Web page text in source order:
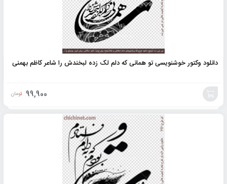
دانلود وکتور خوشنویسی تو همانی که دلم لک زده لبخندش را شاعر کاظم بهمنی
99,900 تومان